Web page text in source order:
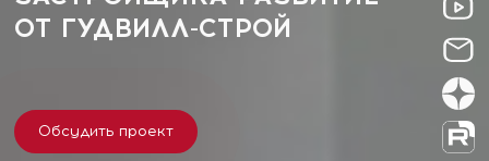
ОТ ГУДВИЛЛ-СТРОЙ
Обсудить проект